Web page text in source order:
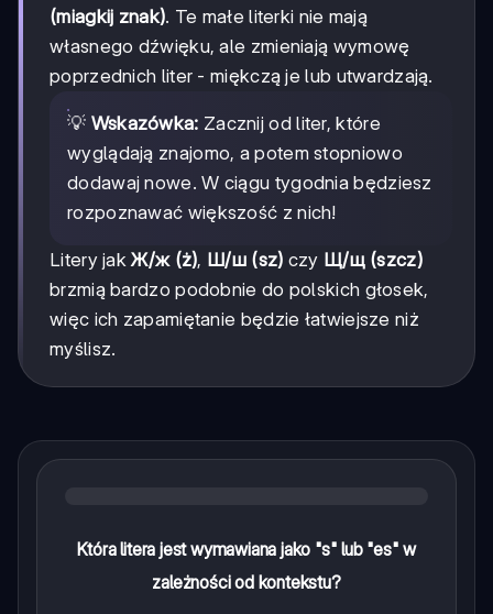
(miagkij znak). Te małe literki nie mają
własnego dźwięku, ale zmieniają wymowę
poprzednich liter - miękczą je lub utwardzają.
💡 Wskazówka: Zacznij od liter, które
wyglądają znajomo, a potem stopniowo
dodawaj nowe. W ciągu tygodnia będziesz
rozpoznawać większość z nich!
Litery jakЖ/ж (ż), Ш/ш (sz) czy Щ/щ (szcz)
brzmią bardzo podobnie do polskich głosek,
więc ich zapamiętanie będzie łatwiejsze niż
myślisz.
Która litera jest wymawiana jako "s" lub "es" w
zależności od kontekstu?